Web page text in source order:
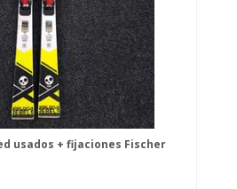
usados + fijaciones Fischer